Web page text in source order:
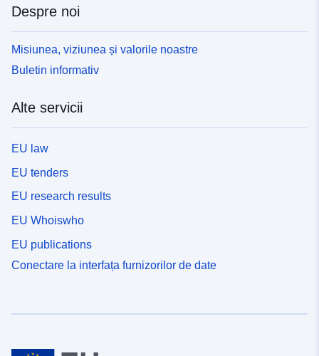
Despre noi
Misiunea, viziunea și valorile noastre
Buletin informativ
Alte servicii
EU law
EU tenders
EU research results
EU Whoiswho
EU publications
Conectare la interfața furnizorilor de date